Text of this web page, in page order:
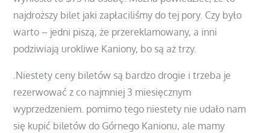
najdroższy bilet jaki zapłaciliśmy do tej pory. Czy było
warto – jedni piszą, że przereklamowany, a inni
podziwiają urokliwe Kaniony, bo są aż trzy.
.Niestety ceny biletów są bardzo drogie i trzeba je
rezerwować z co najmniej 3 miesięcznym
wyprzedzeniem. pomimo tego niestety nie udało nam
się kupić biletów do Górnego Kanionu, ale mamy